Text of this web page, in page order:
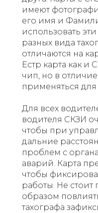
имеют
его имя и
использовать
разных вида
отличаются на
Естр карта как и
чип, но в
применяться
Для всех
водителя СКЗИ
чтобы при
дальние
проблем с
аварий. Карта
чтобы
работы. Не стоит
образом
тахографа